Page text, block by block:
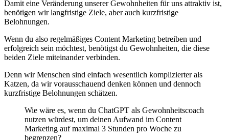
Damit eine Veränderung unserer Gewohnheiten für uns attraktiv ist,
benötigen wir langfristige Ziele, aber auch kurzfristige
Belohnungen.
Wenn du also regelmäßiges Content Marketing betreiben und
erfolgreich sein möchtest, benötigst du Gewohnheiten, die diese
beiden Ziele miteinander verbinden.
Denn wir Menschen sind einfach wesentlich komplizierter als
Katzen, da wir vorausschauend denken können und dennoch
kurzfristige Belohnungen schätzen.
Wie wäre es, wenn du ChatGPT als Gewohnheitscoach
nutzen würdest, um deinen Aufwand im Content
Marketing auf maximal 3 Stunden pro Woche zu
begrenzen?